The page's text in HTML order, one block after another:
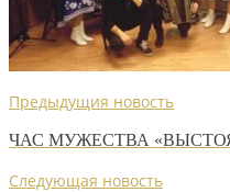
Предыдущия новость
ЧАС МУЖЕСТВА
Следующая новость